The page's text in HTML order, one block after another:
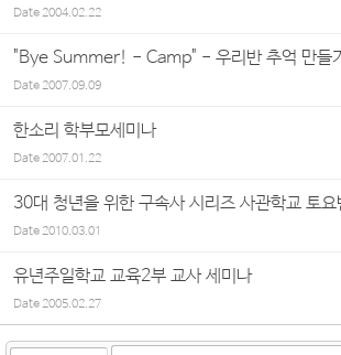
Date2004.02.22
"Bye Summer! - Camp" - 우리반 추억 만들
Date2007.09.09
한소리 학부모세미나
Date2007.01.22
30대 청년을 위한 구속사 시리즈 사관학교 토요
Date2010.03.01
유년주일학교 교육2부 교사 세미나
Date2005.02.27